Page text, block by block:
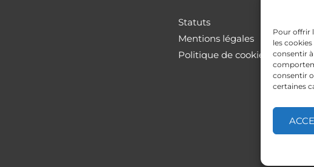
Pour offrir
les
consentir
consentir
certaines
Statuts
Mentions légales
Politique de cookies